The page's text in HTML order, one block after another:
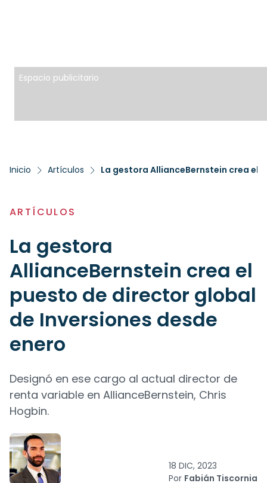
Espacio publicitario
Inicio Artículos La gestora AllianceBernstein crea el
ARTÍCULOS
La gestora
AllianceBernstein crea el
puesto de director global
de Inversiones desde
enero
Designó en ese cargo al actual director de
renta variable en AllianceBernstein, Chris
Hogbin.
18 DIC, 2023
Por Fabián Tiscornia